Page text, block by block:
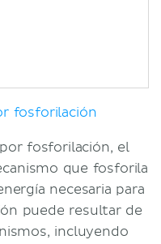
fosforilación
fosforilación, el
que fosforila
necesaria para
puede resultar de
incluyendo